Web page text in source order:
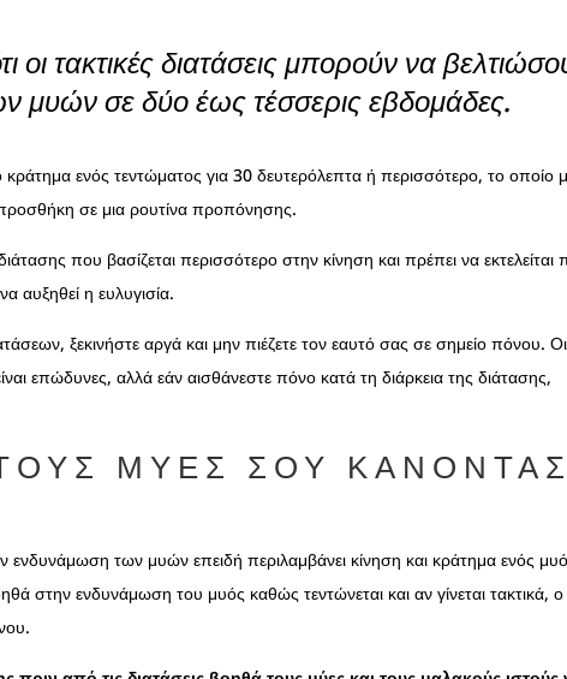
οι τακτικές διατάσεις μπορούν να
μυών σε δύο έως τέσσερις εβδομάδες.
ενός τεντώματος για 30 δευτερόλεπτα ή περισσότερο, το οποίο
προσθήκη σε μια ρουτίνα προπόνησης.
που βασίζεται περισσότερο στην κίνηση και πρέπει να εκτελείται
αυξηθεί η ευλυγισία.
ξεκινήστε αργά και μην πιέζετε τον εαυτό σας σε σημείο πόνου.
επώδυνες, αλλά εάν αισθάνεστε πόνο κατά τη διάρκεια της διάτασης,
ΜΎΕΣ ΣΟΥ ΚΆΝΟΝΤΑΣ
των μυών επειδή περιλαμβάνει κίνηση και κράτημα ενός
στην ενδυνάμωση του μυός καθώς τεντώνεται και αν γίνεται τακτικά,